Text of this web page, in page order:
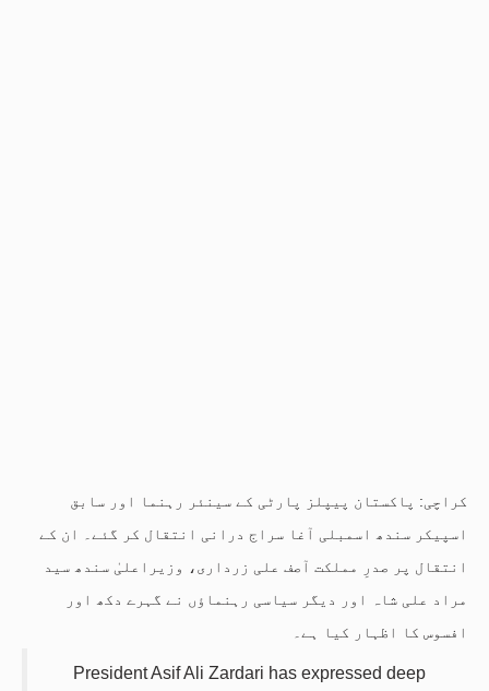
کراچی: پاکستان پیپلز پارٹی کے سینئر رہنما اور سابق
اسپیکر سندھ اسمبلی آغا سراج درانی انتقال کر گئے۔ ان کے
انتقال پر صدرِ مملکت آصف علی زرداری، وزیراعلیٰ سندھ سید
مراد علی شاہ اور دیگر سیاسی رہنماؤں نے گہرے دکھ اور
افسوس کا اظہار کیا ہے۔
President Asif Ali Zardari has expressed deep